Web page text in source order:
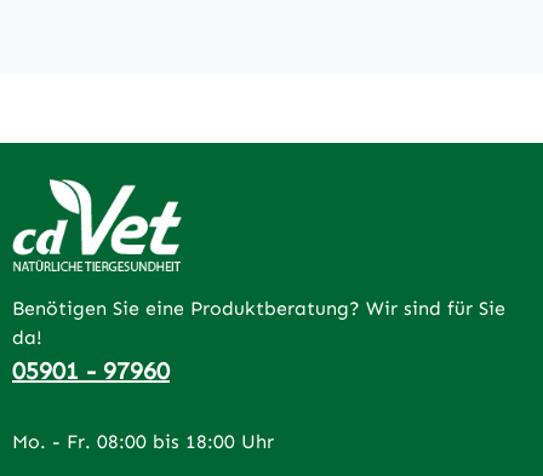
Benötigen Sie eine Produktberatung? Wir sind für Sie
da!
05901 - 97960
Mo. - Fr. 08:00 bis 18:00 Uhr